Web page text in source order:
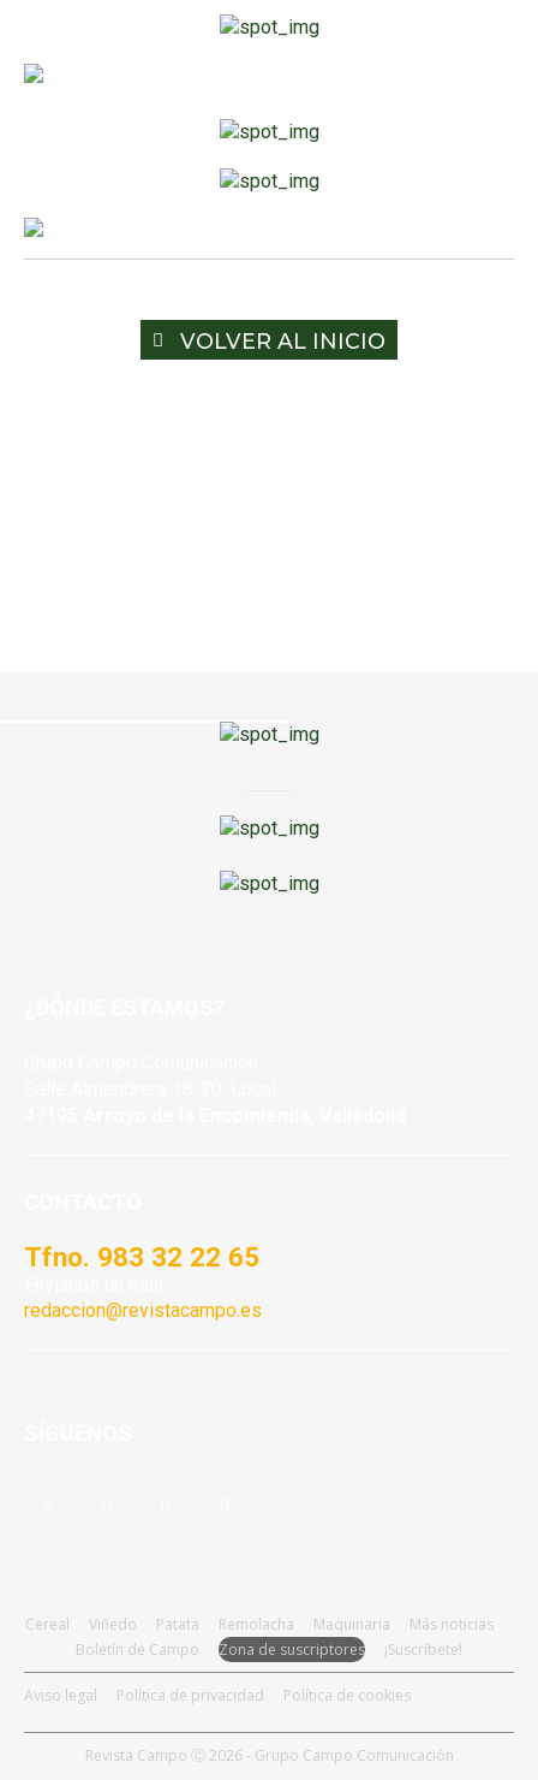
VOLVER AL INICIO
Tfno. 983 32 22 65
redaccion@revistacampo.es
Aviso legal Política de privacidad Política de cookies
Cereal Viñedo Patata Remolacha Maquinaria
Más noticias
Boletín de Campo
Zona de suscriptores ¡Suscríbete!
Revista Campo Ⓒ 2026 - Grupo Campo Comunicación